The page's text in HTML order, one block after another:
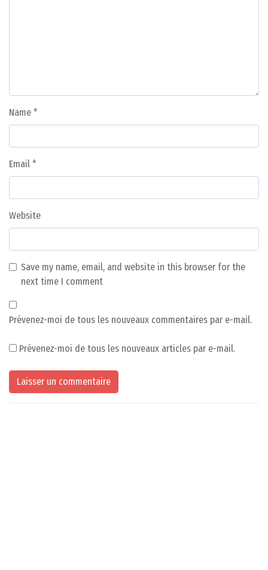
Name *
Email *
Website
Save my name, email, and website in this browser for the
next time I comment
Prévenez-moi de tous les nouveaux commentaires par e-mail.
Prévenez-moi de tous les nouveaux articles par e-mail.